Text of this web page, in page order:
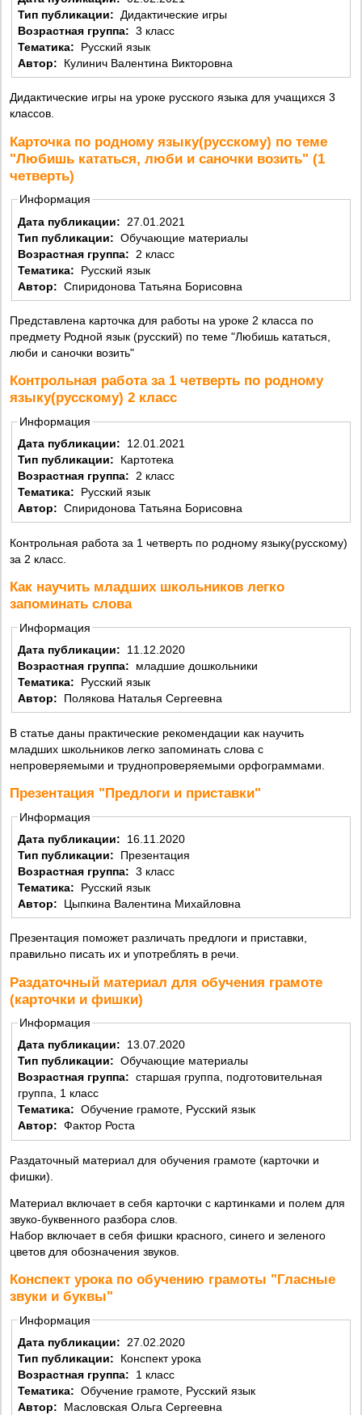
Тип публикации:
Дидактические игры
Возрастная группа: 3 класс
Тематика:
Русский язык
Автор:
Кулинич Валентина Викторовна
Дидактические игры на уроке русского языка для учащихся 3
классов.
Карточка по родному языку(русскому) по теме
"Любишь кататься, люби и саночки возить" (1
четверть)
Информация
Дата публикации:
27.01.2021
Тип публикации: Обучающие материалы
Возрастная группа:
2 класс
Тематика:
Русский язык
Автор: Спиридонова Татьяна Борисовна
Представлена карточка для работы на уроке 2 класса по
предмету Родной язык (русский) по теме "Любишь кататься,
люби и саночки возить"
Контрольная работа за 1 четверть по родному
языку(русскому) 2 класс
Информация
Дата публикации:
12.01.2021
Тип публикации:
Картотека
Возрастная группа: 2 класс
Тематика:
Русский язык
Автор: Спиридонова Татьяна Борисовна
Контрольная работа за 1 четверть по родному языку(русскому)
за 2 класс.
Как научить младших школьников легко
запоминать слова
Информация
Дата публикации:
11.12.2020
Возрастная группа:
младшие дошкольники
Тематика:
Русский язык
Автор:
Полякова Наталья Сергеевна
В статье даны практические рекомендации как научить
младших школьников легко запоминать слова с
непроверяемыми и труднопроверяемыми орфограммами.
Презентация "Предлоги и приставки"
Информация
Дата публикации:
16.11.2020
Тип публикации:
Презентация
Возрастная группа: 3 класс
Тематика:
Русский язык
Автор:
Цыпкина Валентина Михайловна
Презентация поможет различать предлоги и приставки,
правильно писать их и употреблять в речи.
Раздаточный материал для обучения грамоте
(карточки и фишки)
Информация
Дата публикации:
13.07.2020
Тип публикации: Обучающие материалы
Возрастная группа: старшая группа, подготовительная
группа, 1 класс
Тематика: Обучение грамоте, Русский язык
Автор: Фактор Роста
Раздаточный материал для обучения грамоте (карточки и
фишки).
Материал включает в себя карточки с картинками и полем для
звуко-буквенного разбора слов.
Набор включает в себя фишки красного, синего и зеленого
цветов для обозначения звуков.
Конспект урока по обучению грамоты "Гласные
звуки и буквы"
Информация
Дата публикации:
27.02.2020
Тип публикации:
Конспект урока
Возрастная группа:
1 класс
Тематика: Обучение грамоте, Русский язык
Автор:
Масловская Ольга Сергеевна